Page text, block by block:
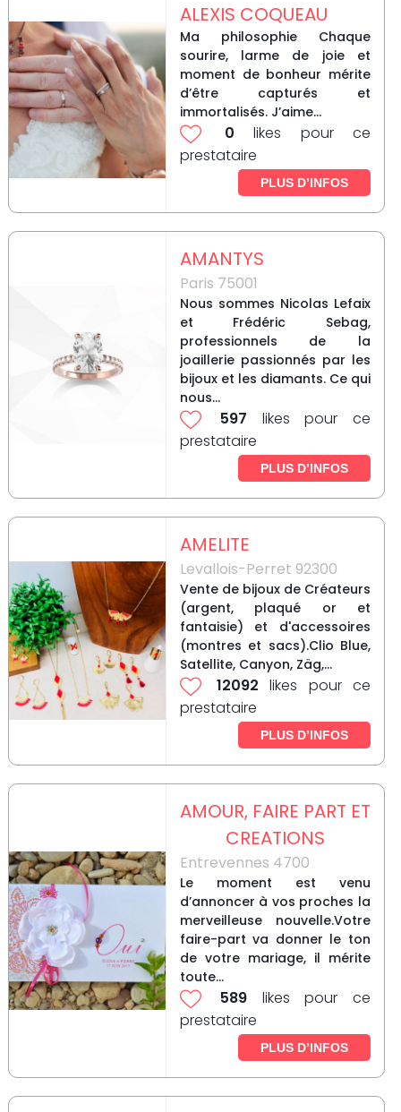
ALEXIS COQUEAU
Ma philosophie Chaque
sourire, larme de joie et
moment de bonheur mérite
d’être capturés et
immortalisés. J’aime...
0 likes pour ce
prestataire
PLUS D’INFOS
AMANTYS
Paris 75001
Nous sommes Nicolas Lefaix
et Frédéric Sebag,
professionnels de la
joaillerie passionnés par les
bijoux et les diamants. Ce qui
nous...
597 likes pour ce
prestataire
PLUS D’INFOS
AMELITE
Levallois-Perret 92300
Vente de bijoux de Créateurs
(argent, plaqué or et
fantaisie) et d'accessoires
(montres et sacs).Clio Blue,
Satellite, Canyon, Zäg,...
12092 likes pour ce
prestataire
PLUS D’INFOS
AMOUR, FAIRE PART ET
CREATIONS
Entrevennes 4700
Le moment est venu
d’annoncer à vos proches la
merveilleuse nouvelle.Votre
faire-part va donner le ton
de votre mariage, il mérite
toute...
589 likes pour ce
prestataire
PLUS D’INFOS